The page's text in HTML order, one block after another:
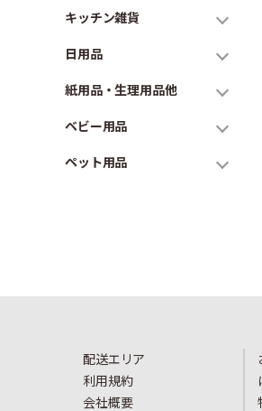
キッチン雑貨
日用品
紙用品・生理用品他
ベビー用品
ペット用品
配送エリア
利用規約
会社概要